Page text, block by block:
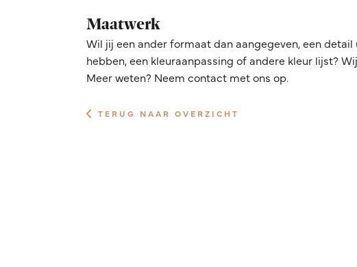
Maatwerk
Wil jij een ander formaat dan aangegeven, een
hebben, een kleuraanpassing of andere kleur lijst?
Meer weten? Neem contact met ons op.
TERUG NAAR OVERZICHT